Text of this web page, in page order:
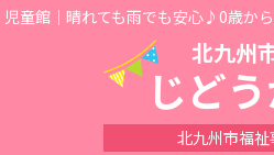
児童館｜晴れても雨でも安心♪0歳か
北九州
じど
北九州市福祉